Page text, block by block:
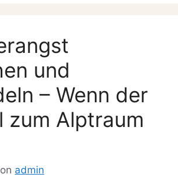
und
– Wenn der
zum Alptraum
admin